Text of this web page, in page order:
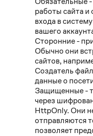
работы сайта
входа в
вашего
Сторонние -
Обычно они
сайтов,
Создатель
данные о
Защищенные -
через
HttpOnly. Они
отправляются
позволяет